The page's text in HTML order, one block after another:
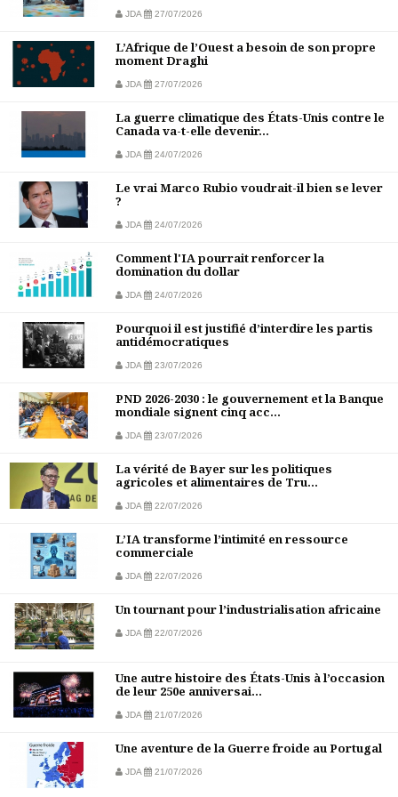
JDA 27/07/2026
L’Afrique de l’Ouest a besoin de son propre
moment Draghi
JDA 27/07/2026
La guerre climatique des États-Unis contre le
Canada va-t-elle devenir...
JDA 24/07/2026
Le vrai Marco Rubio voudrait-il bien se lever
?
JDA 24/07/2026
Comment l'IA pourrait renforcer la
domination du dollar
JDA 24/07/2026
Pourquoi il est justifié d’interdire les partis
antidémocratiques
JDA 23/07/2026
PND 2026-2030 : le gouvernement et la Banque
mondiale signent cinq acc...
JDA 23/07/2026
La vérité de Bayer sur les politiques
agricoles et alimentaires de Tru...
JDA 22/07/2026
L’IA transforme l’intimité en ressource
commerciale
JDA 22/07/2026
Un tournant pour l’industrialisation africaine
JDA 22/07/2026
Une autre histoire des États-Unis à l’occasion
de leur 250e anniversai...
JDA 21/07/2026
Une aventure de la Guerre froide au Portugal
JDA 21/07/2026